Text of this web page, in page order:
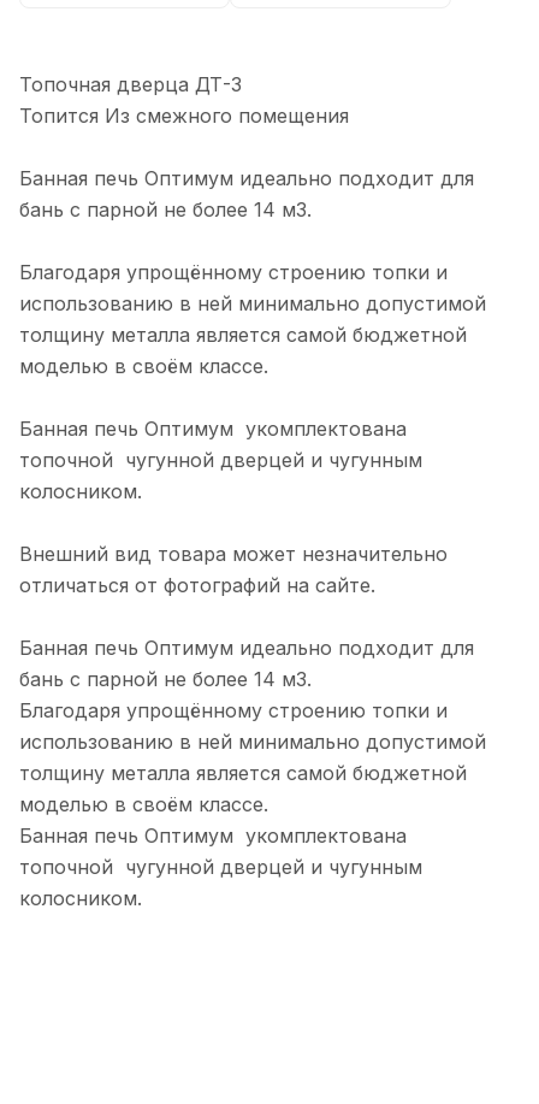
Топочная дверца ДТ-3
Топится Из смежного помещения
Банная печь Оптимум идеально подходит для
бань с парной не более 14 м3.
Благодаря упрощённому строению топки и
использованию в ней минимально допустимой
толщину металла является самой бюджетной
моделью в своём классе.
Банная печь Оптимум укомплектована
топочной чугунной дверцей и чугунным
колосником.
Внешний вид товара может незначительно
отличаться от фотографий на сайте.
Банная печь Оптимум идеально подходит для
бань с парной не более 14 м3.
Благодаря упрощённому строению топки и
использованию в ней минимально допустимой
толщину металла является самой бюджетной
моделью в своём классе.
Банная печь Оптимум укомплектована
топочной чугунной дверцей и чугунным
колосником.